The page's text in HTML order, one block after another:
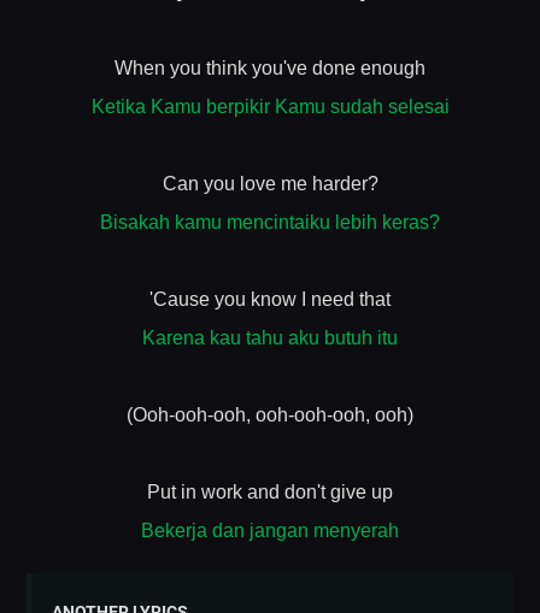
When you think you've done enough
Ketika Kamu berpikir Kamu sudah selesai
Can you love me harder?
Bisakah kamu mencintaiku lebih keras?
'Cause you know I need that
Karena kau tahu aku butuh itu
(Ooh-ooh-ooh, ooh-ooh-ooh, ooh)
Put in work and don't give up
Bekerja dan jangan menyerah